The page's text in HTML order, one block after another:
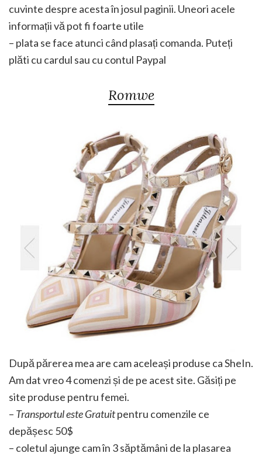
cuvinte despre acesta în josul paginii. Uneori acele
informații vă pot fi foarte utile
– plata se face atunci când plasați comanda. Puteți
plăti cu cardul sau cu contul Paypal
Romwe
După părerea mea are cam aceleași produse ca SheIn.
Am dat vreo 4 comenzi și de pe acest site. Găsiți pe
site produse pentru femei.
– Transportul este Gratuitpentru comenzile ce
depășesc 50$
– coletul ajunge cam în 3 săptămâni de la plasarea